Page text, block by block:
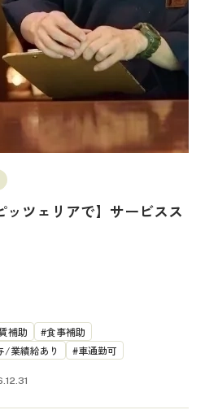
ッツェリアで】サービスス
補助
食事補助
/業績給あり 車通勤可